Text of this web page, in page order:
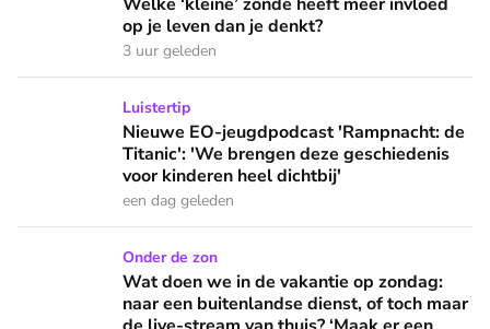
op je leven dan je denkt?
3 uur geleden
Nieuwe EO-jeugdpodcast 'Rampnacht: de Titanic': 'We
Luistertip
Nieuwe EO-jeugdpodcast 'Rampnacht: de
Titanic': 'We brengen deze geschiedenis
voor kinderen heel dichtbij'
een dag geleden
Wat doen we in de vakantie op zondag: naar een
Onder de zon
Wat doen we in de vakantie op zondag:
naar een buitenlandse dienst, of toch maar